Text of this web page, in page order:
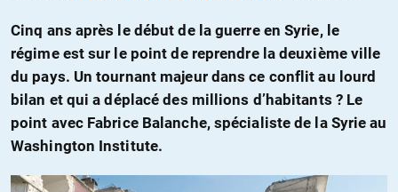
CONTACTER
FAIRE UN
DON
Cinq ans après le début de la guerre en Syrie, le
régime est sur le point de reprendre la deuxième ville
du pays. Un tournant majeur dans ce conflit au lourd
bilan et qui a déplacé des millions d’habitants ? Le
point avec Fabrice Balanche, spécialiste de la Syrie au
Washington Institute.